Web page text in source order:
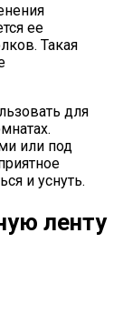
ее
Такая
для
или под
и уснуть.
ленту